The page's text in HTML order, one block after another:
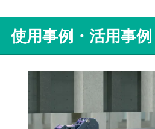
使用事例・活用事例